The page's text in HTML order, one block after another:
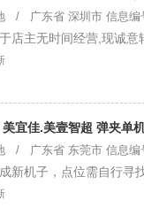
/ 广东省 深圳市 信息编
店主无时间经营,现诚
美宜佳.美壹智超 弹夹单
/ 广东省 东莞市 信息编
新机子，点位需自行寻